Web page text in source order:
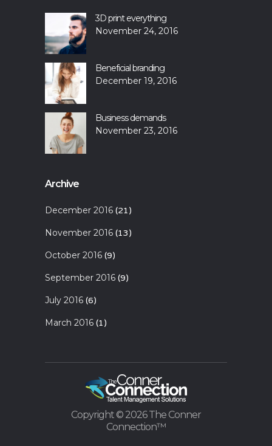
3D print everything
November 24, 2016
Beneficial branding
December 19, 2016
Business demands
November 23, 2016
Archive
December 2016 (21)
November 2016 (13)
October 2016 (9)
September 2016 (9)
July 2016 (6)
March 2016 (1)
Copyright © 2026 The Conner
Connection™